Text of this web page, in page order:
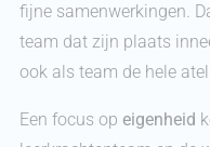
fijne samenwerkingen.
team dat zijn plaats
ook als team de hele
Een focus op eigenheid